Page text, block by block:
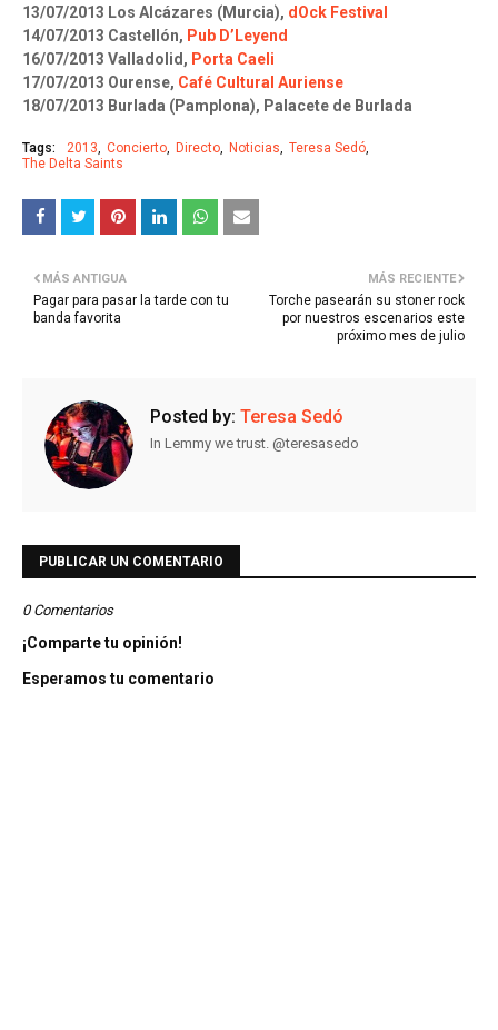
13/07/2013 Los Alcázares (Murcia), dOck Festival
14/07/2013 Castellón, Pub D’Leyend
16/07/2013 Valladolid, Porta Caeli
17/07/2013 Ourense, Café Cultural Auriense
18/07/2013 Burlada (Pamplona), Palacete de Burlada
Tags: 2013 Concierto Directo Noticias
Teresa Sedó
The Delta Saints
MÁS RECIENTE
Torche pasearán su stoner rock
por nuestros escenarios este
próximo mes de julio
MÁS ANTIGUA
Pagar para pasar la tarde con tu
banda favorita
Posted by: Teresa Sedó
In Lemmy we trust. @teresasedo
PUBLICAR UN COMENTARIO
0 Comentarios
¡Comparte tu opinión!
Esperamos tu comentario